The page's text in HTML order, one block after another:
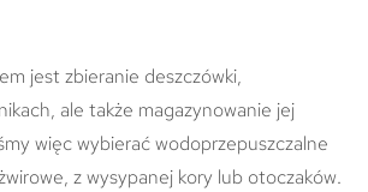
jest zbieranie deszczówki,
ale także magazynowanie jej
więc wybierać wodoprzepuszczalne
z wysypanej kory lub otoczaków.